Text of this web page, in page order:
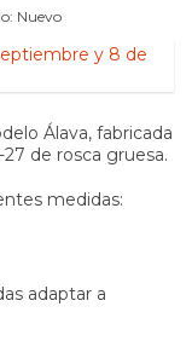
Nuevo
y 8 de
Álava, fabricada
de rosca gruesa.
medidas:
adaptar a